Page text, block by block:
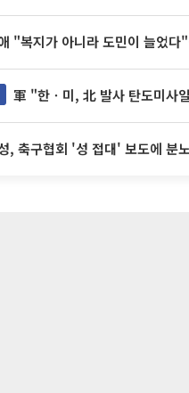
軍 "한ㆍ미, 北 발사 탄도미사일 제원